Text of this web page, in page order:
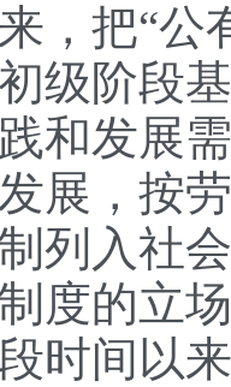
，把“
级阶段
和发展
展，按
列入社
度的立
间以来